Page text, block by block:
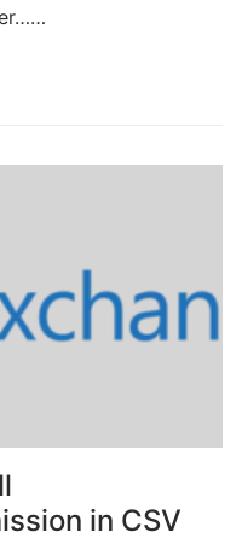
in CSV